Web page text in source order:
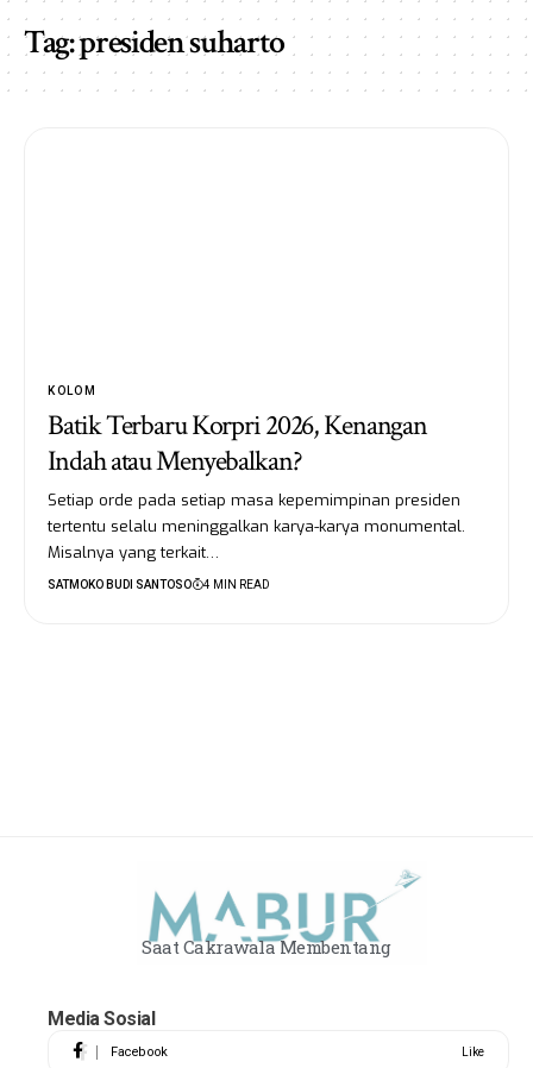
Tag:presiden suharto
KOLOM
Batik Terbaru Korpri 2026, Kenangan
Indah atau Menyebalkan?
Setiap orde pada setiap masa kepemimpinan presiden
tertentu selalu meninggalkan karya-karya monumental.
Misalnya yang terkait…
SATMOKO BUDI SANTOSO 4 MIN READ
Saat Cakrawala Membentang
Media Sosial
Facebook Like